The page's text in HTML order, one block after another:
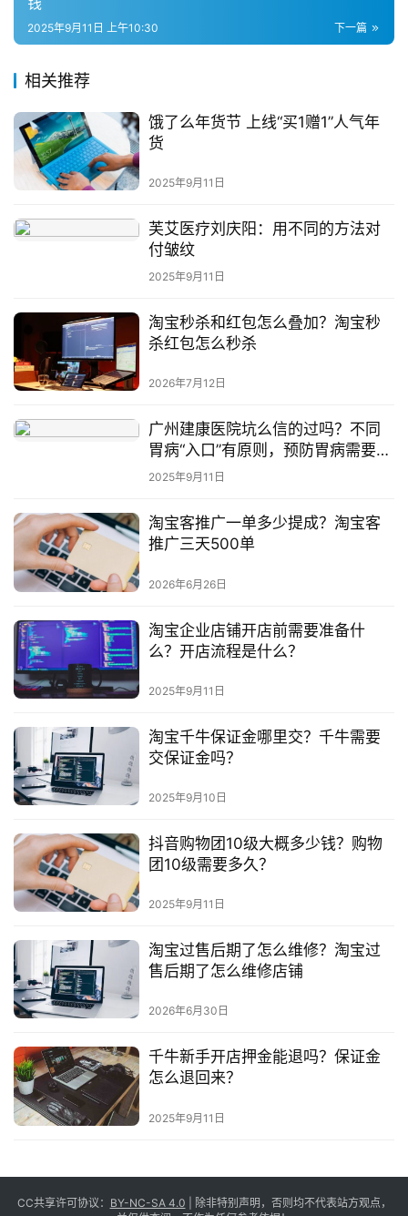
下一篇
2025年9月11日 上午10:30
相关推荐
饿了么年货节 上线“买1赠1”人气年
货
2025年9月11日
芙艾医疗刘庆阳：用不同的方法对
付皱纹
2025年9月11日
淘宝秒杀和红包怎么叠加？淘宝秒
杀红包怎么秒杀
2026年7月12日
广州建康医院坑么信的过吗？不同
胃病“入口”有原则，预防胃病需要注
意这些事
2025年9月11日
淘宝客推广一单多少提成？淘宝客
推广三天500单
2026年6月26日
淘宝企业店铺开店前需要准备什
么？开店流程是什么？
2025年9月11日
淘宝千牛保证金哪里交？千牛需要
交保证金吗？
2025年9月10日
抖音购物团10级大概多少钱？购物
团10级需要多久？
2025年9月11日
淘宝过售后期了怎么维修？淘宝过
售后期了怎么维修店铺
2026年6月30日
千牛新手开店押金能退吗？保证金
怎么退回来？
2025年9月11日
CC共享许可协议： BY-NC-SA 4.0 | 除非特别声明，否则均不代表站方观点，